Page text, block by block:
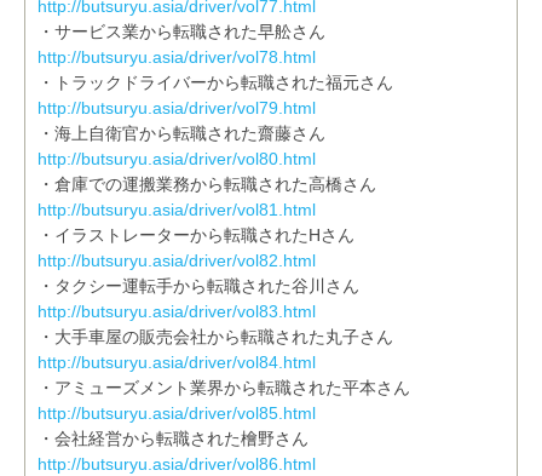
http://butsuryu.asia/driver/vol77.html
・サービス業から転職された早舩さん
http://butsuryu.asia/driver/vol78.html
・トラックドライバーから転職された福元さん
http://butsuryu.asia/driver/vol79.html
・海上自衛官から転職された齋藤さん
http://butsuryu.asia/driver/vol80.html
・倉庫での運搬業務から転職された高橋さん
http://butsuryu.asia/driver/vol81.html
・イラストレーターから転職されたHさん
http://butsuryu.asia/driver/vol82.html
・タクシー運転手から転職された谷川さん
http://butsuryu.asia/driver/vol83.html
・大手車屋の販売会社から転職された丸子さん
http://butsuryu.asia/driver/vol84.html
・アミューズメント業界から転職された平本さん
http://butsuryu.asia/driver/vol85.html
・会社経営から転職された檜野さん
http://butsuryu.asia/driver/vol86.html